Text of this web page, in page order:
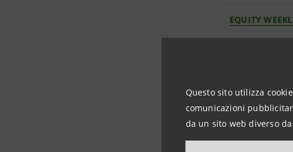
Questo sito utilizza
comunicazioni
da un sito web diverso
EQUITY
EQUITY POST
EQUITY